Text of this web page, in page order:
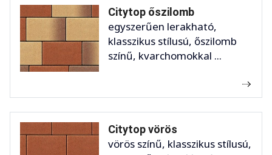
Citytop őszilomb
egyszerűen lerakható,
klasszikus stílusú, őszilomb
színű, kvarchomokkal ...
Citytop vörös
vörös színű, klasszikus stílusú,